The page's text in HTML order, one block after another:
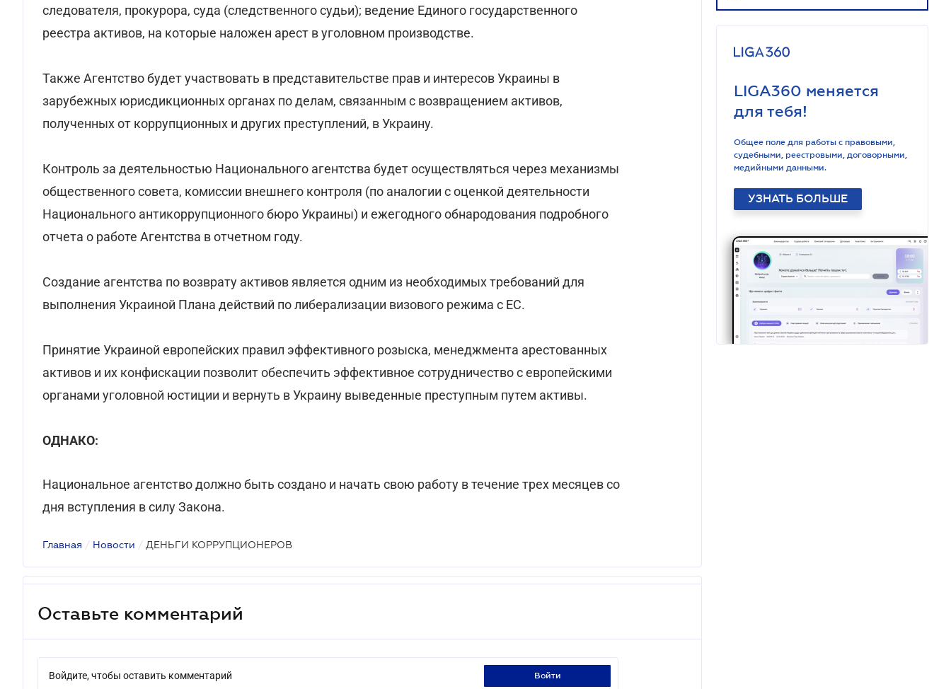
следователя, прокурора, суда (следственного судьи); ведение Единого государственного
реестра активов, на которые наложен арест в уголовном производстве.
Также Агентство будет участвовать в представительстве прав и интересов Украины в
зарубежных юрисдикционных органах по делам, связанным с возвращением активов,
полученных от коррупционных и других преступлений, в Украину.
Контроль за деятельностью Национального агентства будет осуществляться через механизмы
общественного совета, комиссии внешнего контроля (по аналогии с оценкой деятельности
Национального антикоррупционного бюро Украины) и ежегодного обнародования подробного
отчета о работе Агентства в отчетном году.
Создание агентства по возврату активов является одним из необходимых требований для
выполнения Украиной Плана действий по либерализации визового режима с ЕС.
Принятие Украиной европейских правил эффективного розыска, менеджмента арестованных
активов и их конфискации позволит обеспечить эффективное сотрудничество с европейскими
органами уголовной юстиции и вернуть в Украину выведенные преступным путем активы.
ОДНАКО:
Национальное агентство должно быть создано и начать свою работу в течение трех месяцев со
дня вступления в силу Закона.
Главная / Новости / ДЕНЬГИ КОРРУПЦИОНЕРОВ
Оставьте комментарий
Войдите, чтобы оставить комментарий войти
LIGA360 меняется
для тебя!
Общее поле для работы с правовыми,
судебными, реестровыми, договорными,
медийными данными.
УЗНАТЬ БОЛЬШЕ